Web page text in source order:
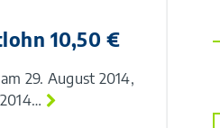
10,50 €
29. August 2014,